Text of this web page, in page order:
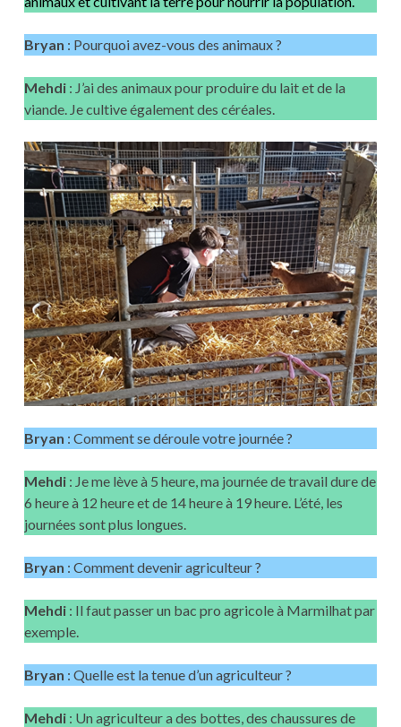
Bryan : Pourquoi avez-vous des animaux ?
Mehdi : J’ai des animaux pour produire du lait et de la
viande. Je cultive également des céréales.
Bryan : Comment se déroule votre journée ?
Mehdi : Je me lève à 5 heure, ma journée de travail dure de
6 heure à 12 heure et de 14 heure à 19 heure. L’été, les
journées sont plus longues.
Bryan : Comment devenir agriculteur ?
Mehdi : Il faut passer un bac pro agricole à Marmilhat par
exemple.
Bryan : Quelle est la tenue d’un agriculteur ?
Mehdi : Un agriculteur a des bottes, des chaussures de